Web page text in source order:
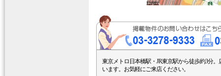
東京メトロ日本橋駅・JR東京駅から徒歩約3分。
います。お気軽にご来店ください。